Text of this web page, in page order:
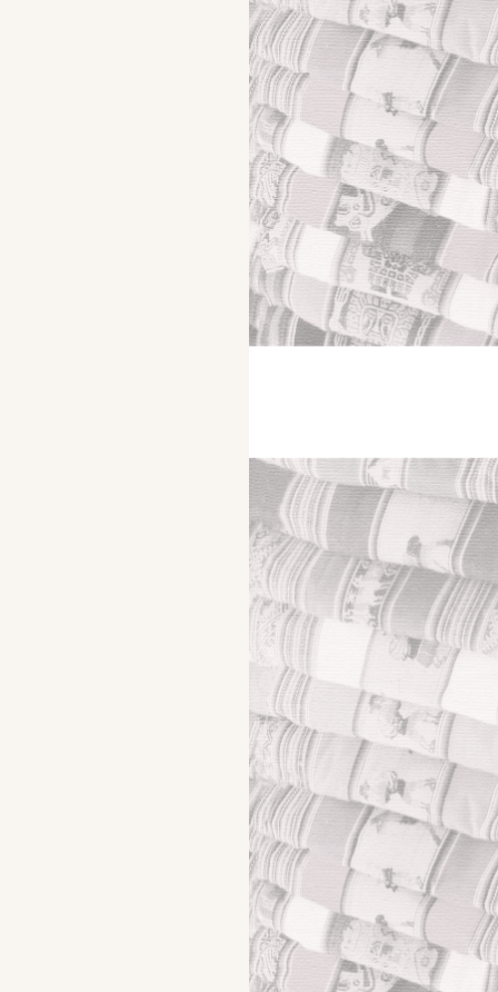
Romanzi fantasy – Un quarto di luna – 8° e 9° capitolo
“Camminavamo ormai da alcune ore, il freddo aveva
Libri fantasy – Ragazzi finalmente pubblicati online
online il sesto e settimo capitolo del primo libro della
Leggere libri online gratis italiano, la storia continua!
Leggere libri online gratis italiano UN QUARTO DI